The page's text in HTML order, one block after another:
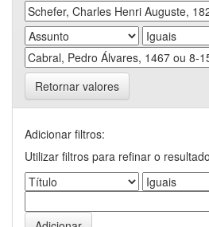
Retornar valores
Adicionar filtros:
Utilizar filtros para refinar o